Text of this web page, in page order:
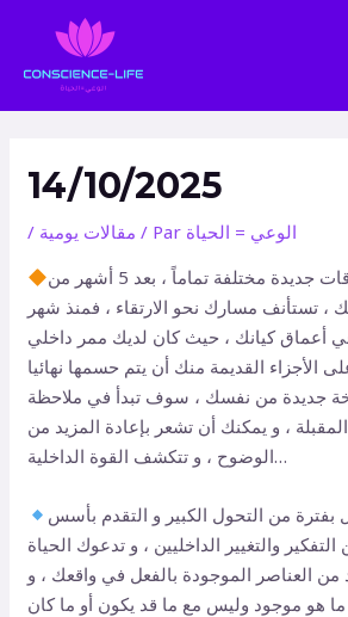
contenu
14/10/2025
/ مقالات يومية / Par الوعي = الحياة
اليوم تدخل طاقات جديدة مختلفة تماماً ، بعد 5 أشهر من
، تستأنف مسارك نحو الارتقاء ، فمنذ شهر
أعماق كيانك ، حيث كان لديك ممر داخلي
الأجزاء القديمة منك أن يتم حسمها نهائيا
جديدة من نفسك ، سوف تبدأ في ملاحظة
، و يمكنك أن تشعر بإعادة المزيد من
الوضوح ، و تتكشف القوة الداخلية…
بفترة من التحول الكبير و التقدم بأسس
والتغيير الداخليين ، و تدعوك الحياة
العناصر الموجودة بالفعل في واقعك ، و
هو موجود وليس مع ما قد يكون أو ما كان
Navigation
articles